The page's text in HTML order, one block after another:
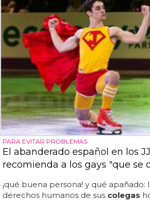
PARA EVITAR PROBLEMAS
El abanderado español en los
recomienda a los gays "que se
¡qué buena persona! y qué apañado:
derechos humanos de sus colegas